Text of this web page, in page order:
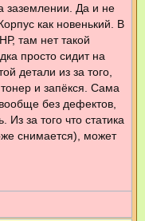
заземлении. Да и не
как новенький. В
там нет такой
просто сидит на
детали из за того,
и запёкся. Сама
без дефектов,
Из за того что статика
снимается), может